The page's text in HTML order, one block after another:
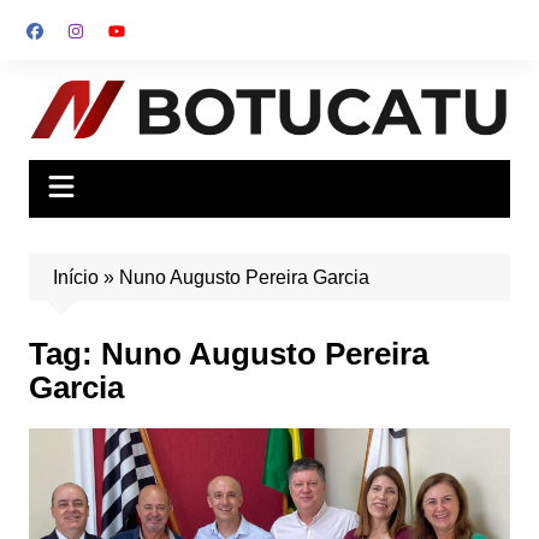
para
conteúdo
Início» Nuno Augusto Pereira Garcia
Tag: Nuno Augusto Pereira
Garcia